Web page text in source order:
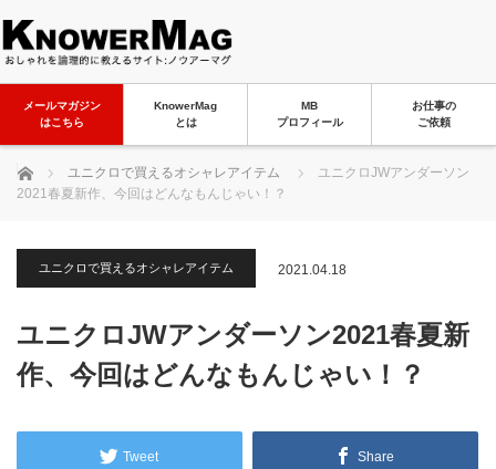
メールマガジン
はこちら
KnowerMag
とは
MB
プロフィール
お仕事の
ご依頼
ホーム ユニクロで買えるオシャレアイテム
ユニクロJWアンダーソン
2021春夏新作、今回はどんなもんじゃい！？
ユニクロで買えるオシャレアイテム 2021.04.18
ユニクロJWアンダーソン2021春夏新
作、今回はどんなもんじゃい！？
Tweet Share